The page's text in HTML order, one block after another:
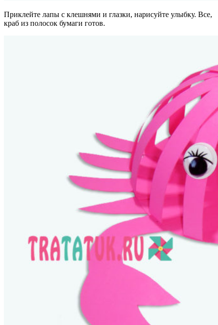
Приклейте лапы с клешнями и глазки, нарисуйте улыбку. Все,
краб из полосок бумаги готов.